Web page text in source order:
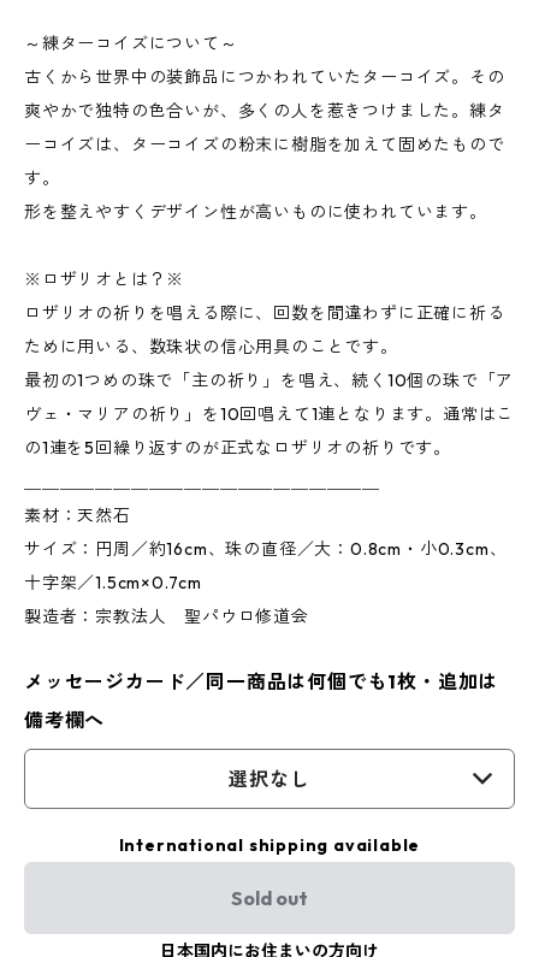
～練ターコイズについて～
古くから世界中の装飾品につかわれていたターコイズ。その
爽やかで独特の色合いが、多くの人を惹きつけました。練タ
ーコイズは、ターコイズの粉末に樹脂を加えて固めたもので
す。
形を整えやすくデザイン性が高いものに使われています。
※ロザリオとは？※
ロザリオの祈りを唱える際に、回数を間違わずに正確に祈る
ために用いる、数珠状の信心用具のことです。
最初の1つめの珠で「主の祈り」を唱え、続く10個の珠で「ア
ヴェ・マリアの祈り」を10回唱えて1連となります。通常はこ
の1連を5回繰り返すのが正式なロザリオの祈りです。
素材：天然石
サイズ：円周／約16cm、珠の直径／大：0.8cm・小0.3cm、
十字架／1.5cm×0.7cm
製造者：宗教法人 聖パウロ修道会
メッセージカード／同一商品は何個でも1枚・追加は
備考欄へ
選択なし
International shipping available
Sold out
日本国内にお住まいの方向け